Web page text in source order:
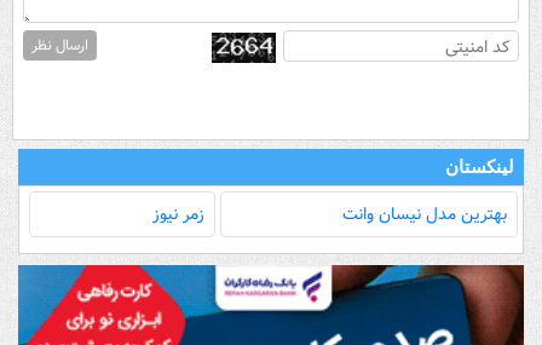
ارسال نظر
لینکستان
بهترین مدل‌ نیسان وانت زمر نیوز